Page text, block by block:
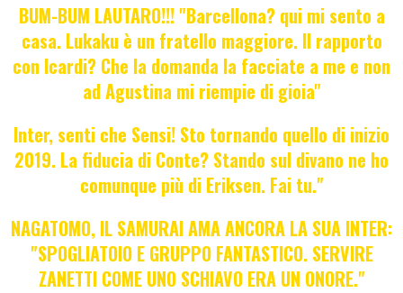
BUM-BUM LAUTARO!!! "Barcellona? qui mi sento a
casa. Lukaku è un fratello maggiore. Il rapporto
con Icardi? Che la domanda la facciate a me e non
ad Agustina mi riempie di gioia"
Inter, senti che Sensi! Sto tornando quello di inizio
2019. La fiducia di Conte? Stando sul divano ne ho
comunque più di Eriksen. Fai tu."
NAGATOMO, IL SAMURAI AMA ANCORA LA SUA INTER:
"SPOGLIATOIO E GRUPPO FANTASTICO. SERVIRE
ZANETTI COME UNO SCHIAVO ERA UN ONORE."